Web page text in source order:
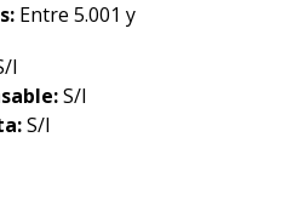
Entre 5.001 y
I
S/I
S/I